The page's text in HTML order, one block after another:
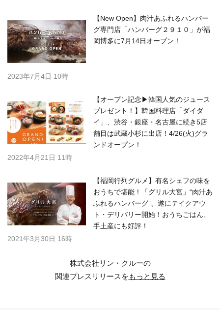
【New Open】肉汁あふれるハンバー
グ専門店「ハンバーグ２９１０」が福
岡博多に7月14日オープン！
2023年7月4日 10時
【オープン記念▶韓国人気のジュース
プレゼント！】韓国料理店「ダイダ
イ」、渋谷・銀座・名古屋に続き5店
舗目は武蔵小杉に出店！4/26(火)グラ
ンドオープン！
2022年4月21日 11時
【福岡行列グルメ】有名シェフの味を
おうちで堪能！「グリル大宮」“肉汁あ
ふれるハンバーグ”、遂にテイクアウ
ト・デリバリー開始！おうちごはん、
手土産にも好評！
2021年3月30日 16時
株式会社リン・クルーの
関連プレスリリースをもっと見る